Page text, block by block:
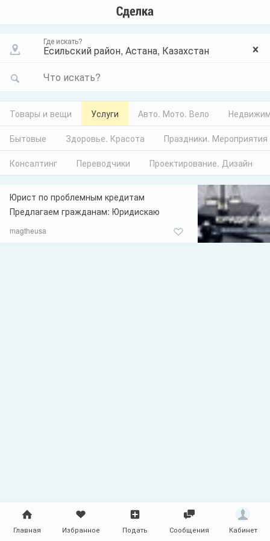
Где искать?
Что искать?
Товары и вещи Услуги Авто. Мото. Вело
Бытовые Здоровье. Красота Праздники. Мероприятия
Консалтинг Переводчики Проектирование. Дизайн
Юрист по проблемным кредитам
Предлагаем гражданам: Юридискаю
защиту, а так же юридические услуги
magtheusa
Главная Избранное Подать Сообщения Кабинет